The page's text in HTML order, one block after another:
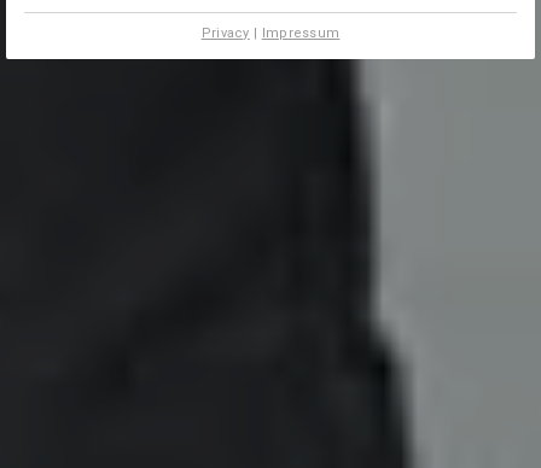
Privacy | Impressum